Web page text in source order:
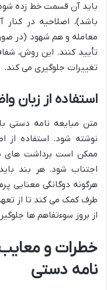
باید آن قسمت خط زده
باشد)، اصلاحیه در
معامله و هم شهود (در
تأیید کنند. این روش،
تغییرات جلوگیری می کند.
استفاده از زبان
متن مبایعه نامه دستی
نوشته شود. استفاده از
ممکن است برداشت های
اجتناب شود. هر بند
هرگونه دوگانگی معنایی
طرف کمک می کند تا از
از بروز سوءتفاهم ها
خطرات و
نامه دستی